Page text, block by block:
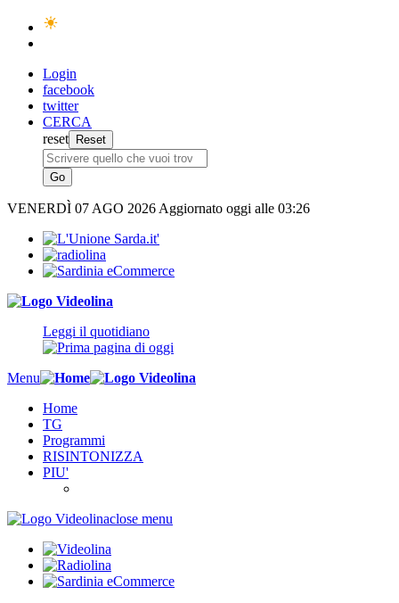
Login
facebook
twitter
CERCA
reset
VENERDÌ 07 AGO 2026 Aggiornato oggi alle 03:26
Leggi il quotidiano
Menu
Home
TG
Programmi
RISINTONIZZA
PIU'
close menu